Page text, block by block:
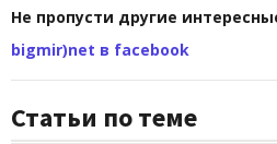
Не пропусти другие
bigmir)net в facebook
Статьи по теме